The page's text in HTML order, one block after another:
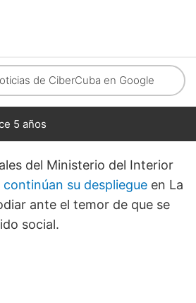
de CiberCuba en Google
5 años
del Ministerio del Interior
continúan su despliegue en La
ante el temor de que se
social.